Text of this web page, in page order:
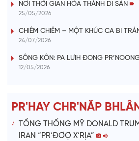
V
i
e
o
NƠI THỜI GIAN HÓA THÀNH DI SẢN
25/05/2026
CHIÊM CHIÊM – MỘT KHÚC CA BI
24/07/2026
SÔNG KÔN: PA LƯIH ĐONG
12/05/2026
PR'HAY CHR'NĂP
TỔNG THỐNG MỸ DONALD
IRAN “PR’ĐƠỢ X’RỊA”